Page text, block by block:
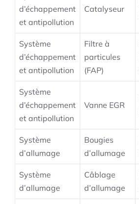
d’échappement
et antipollution
Catalyseur
Système
d’échappement
et antipollution
Filtre à
particules
(FAP)
Système
d’échappement
et antipollution
Vanne EGR
Système
d’allumage
Bougies
d’allumage
Système
d’allumage
Câblage
d’allumage